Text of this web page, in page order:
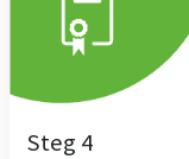
Steg 4